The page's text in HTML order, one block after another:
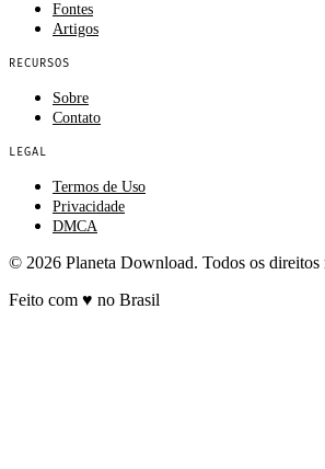
Fontes
Artigos
RECURSOS
Sobre
Contato
LEGAL
Termos de Uso
Privacidade
DMCA
© 2026 Planeta Download. Todos os direitos
Feito com ♥ no Brasil